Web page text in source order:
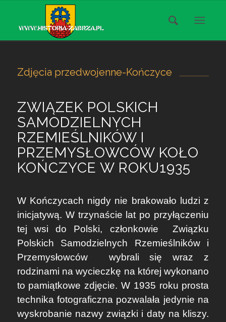
Zdjęcia przedwojenne-Kończyce
ZWIĄZEK POLSKICH
SAMODZIELNYCH
RZEMIEŚLNIKÓW I
PRZEMYSŁOWCÓW KOŁO
KOŃCZYCE W ROKU1935
W Kończycach nigdy nie brakowało ludzi z
inicjatywą. W trzynaście lat po przyłączeniu
tej wsi do Polski, członkowieZwiązku
Polskich Samodzielnych Rzemieślników i
Przemysłowcówwybrali się wraz z
rodzinami na wycieczkę na której wykonano
to pamiątkowe zdjęcie. W 1935 roku prosta
technika fotograficzna pozwalała jedynie na
wyskrobanie nazwy związki i daty na kliszy.